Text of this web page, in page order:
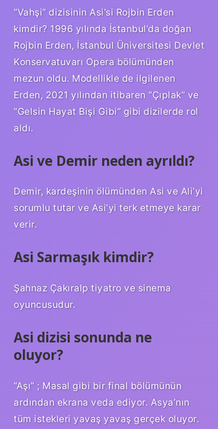
“Vahşi” dizisinin Asi’si Rojbin Erden
kimdir? 1996 yılında İstanbul’da doğan
Rojbin Erden, İstanbul Üniversitesi Devlet
Konservatuvarı Opera bölümünden
mezun oldu. Modellikle de ilgilenen
Erden, 2021 yılından itibaren “Çıplak” ve
“Gelsin Hayat Bişi Gibi” gibi dizilerde rol
aldı.
Asi ve Demir neden ayrıldı?
Demir, kardeşinin ölümünden Asi ve Ali’yi
sorumlu tutar ve Asi’yi terk etmeye karar
verir.
Asi Sarmaşık kimdir?
Şahnaz Çakıralp tiyatro ve sinema
oyuncusudur.
Asi dizisi sonunda ne
oluyor?
“Aşı” ; Masal gibi bir final bölümünün
ardından ekrana veda ediyor. Asya’nın
tüm istekleri yavaş yavaş gerçek oluyor.